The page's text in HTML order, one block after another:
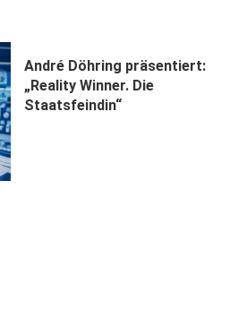
André Döhring präsentiert:
„Reality Winner. Die
Staatsfeindin“